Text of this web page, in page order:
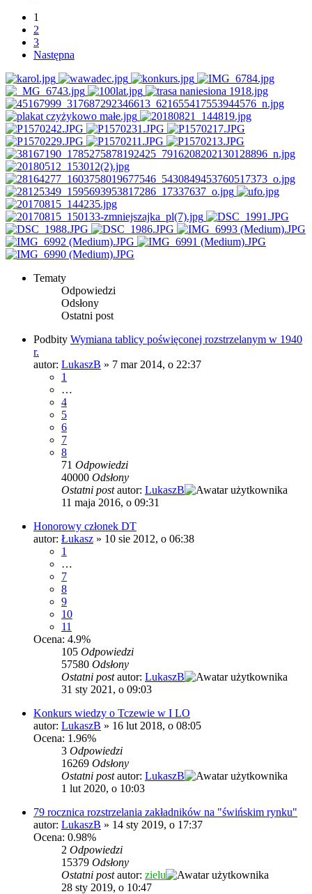
1
2
3
Następna
Tematy
Odpowiedzi
Odsłony
Ostatni post
Podbity Wymiana tablicy poświęconej rozstrzelanym w 1940
r.
autor: LukaszB » 7 mar 2014, o 22:37
1
…
4
5
6
7
8
71 Odpowiedzi
40000 Odsłony
Ostatni postautor: LukaszB
11 maja 2016, o 09:31
Honorowy członek DT
autor: Łukasz » 10 sie 2012, o 06:38
1
…
7
8
9
10
11
Ocena: 4.9%
105 Odpowiedzi
57580 Odsłony
Ostatni postautor: LukaszB
31 sty 2021, o 09:03
Konkurs wiedzy o Tczewie w I LO
autor: LukaszB » 16 lut 2018, o 08:05
Ocena: 1.96%
3 Odpowiedzi
16269 Odsłony
Ostatni postautor: LukaszB
1 lut 2020, o 10:03
79 rocznica rozstrzelania zakładników na "świńskim rynku"
autor: LukaszB » 14 sty 2019, o 17:37
Ocena: 0.98%
2 Odpowiedzi
15379 Odsłony
Ostatni postautor: zielu
28 sty 2019, o 10:47